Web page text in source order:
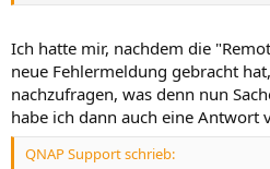
Ich hatte mir, nachdem die
neue Fehlermeldung gebracht
nachzufragen, was denn nun
habe ich dann auch eine Antwort
QNAP Support schrieb: